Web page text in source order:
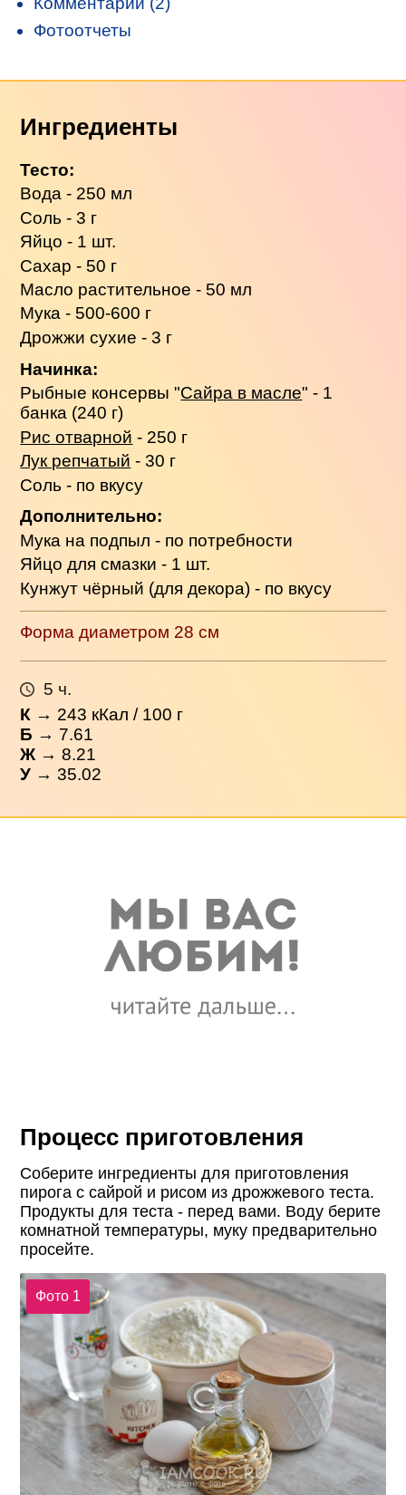
Фотоотчеты
Ингредиенты
Тесто:
Вода - 250 мл
Соль - 3 г
Яйцо - 1 шт.
Сахар - 50 г
Масло растительное - 50 мл
Мука - 500-600 г
Дрожжи сухие - 3 г
Начинка:
Рыбные консервы "Сайра в масле" - 1
банка (240 г)
Рис отварной - 250 г
Лук репчатый - 30 г
Соль - по вкусу
Дополнительно:
Мука на подпыл - по потребности
Яйцо для смазки - 1 шт.
Кунжут чёрный (для декора) - по вкусу
Форма диаметром 28 см
5 ч.
К → 243 кКал / 100 г
Б → 7.61
Ж → 8.21
У → 35.02
Процесс приготовления
Соберите ингредиенты для приготовления
пирога с сайрой и рисом из дрожжевого теста.
Продукты для теста - перед вами. Воду берите
комнатной температуры, муку предварительно
просейте.
Фото 1